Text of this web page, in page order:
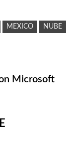
MEXICO NUBE
Microsoft